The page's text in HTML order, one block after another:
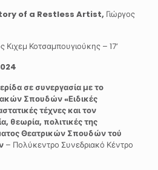
of a Restless Artist, Γιώργος
Κιχεμ Κοτσαμπουγιούκης – 17’
σε συνεργασία με το
Σπουδών «Ειδικές
τέχνες και τον
θεωρία, πολιτικές της
Θεατρικών Σπουδών τού
– Πολύκεντρο Συνεδριακό Κέντρο